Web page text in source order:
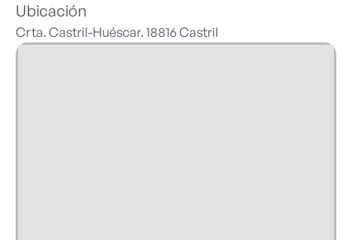
Ubicación
Crta. Castril-Huéscar. 18816 Castril